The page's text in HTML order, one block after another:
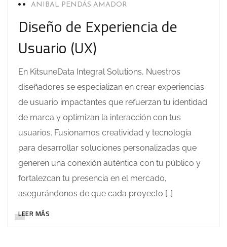
ANIBAL PENDÁS AMADOR
Diseño de Experiencia de
Usuario (UX)
En KitsuneData Integral Solutions, Nuestros
diseñadores se especializan en crear experiencias
de usuario impactantes que refuerzan tu identidad
de marca y optimizan la interacción con tus
usuarios. Fusionamos creatividad y tecnología
para desarrollar soluciones personalizadas que
generen una conexión auténtica con tu público y
fortalezcan tu presencia en el mercado,
asegurándonos de que cada proyecto […]
LEER MÁS